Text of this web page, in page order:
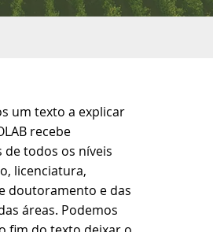
um texto a explicar
recebe
de todos os níveis
licenciatura,
doutoramento e das
áreas. Podemos